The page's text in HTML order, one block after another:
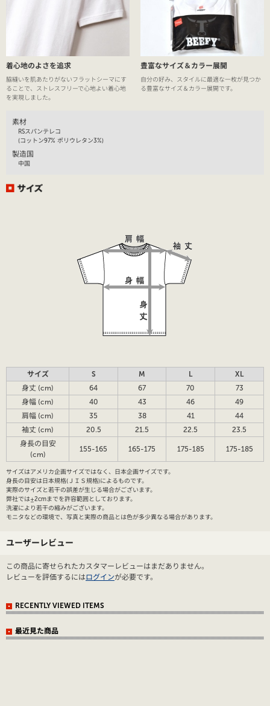
着心地のよさを追求
脇縫いを肌あたりがないフラットシーマにす
ることで、ストレスフリーで心地よい着心地
を実現しました。
豊富なサイズ＆カラー展開
自分の好み、スタイルに最適な一枚が見つか
る豊富なサイズ＆カラー展開です。
素材
RSスパンテレコ
(コットン97% ポリウレタン3%)
製造国
中国
サイズ S M L
XL
身丈 (cm)
64 67 70
73
身幅 (cm)
40 43 46
49
肩幅 (cm)
35 38 41
44
袖丈 (cm)
20.5 21.5 22.5
23.5
身長の目安
(cm)
155-165 165-175 175-185 175-185
サイズはアメリカ企画サイズではなく、日本企画サイズです。
身長の目安は日本規格(ＪＩＳ規格)によるものです。
実際のサイズと若干の誤差が生じる場合がございます。
弊社では±2cmまでを許容範囲としております。
洗濯により若干の縮みがございます。
モニタなどの環境で、写真と実際の商品とは色が多少異なる場合があります。
ユーザーレビュー
この商品に寄せられたカスタマーレビューはまだありません。
レビューを評価するにはログインが必要です。
RECENTLY VIEWED ITEMS
最近見た商品